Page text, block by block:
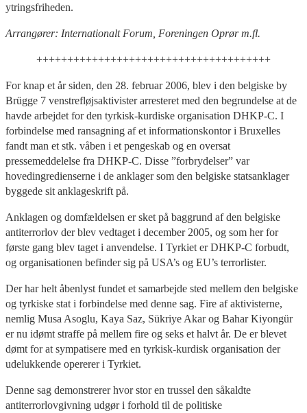
ytringsfriheden.
Arrangører: Internationalt Forum, Foreningen Oprør m.fl.
++++++++++++++++++++++++++++++++++++++
For knap et år siden, den 28. februar 2006, blev i den belgiske by
Brügge 7 venstrefløjsaktivister arresteret med den begrundelse at de
havde arbejdet for den tyrkisk-kurdiske organisation DHKP-C. I
forbindelse med ransagning af et informationskontor i Bruxelles
fandt man et stk. våben i et pengeskab og en oversat
pressemeddelelse fra DHKP-C. Disse ”forbrydelser” var
hovedingredienserne i de anklager som den belgiske statsanklager
byggede sit anklageskrift på.
Anklagen og domfældelsen er sket på baggrund af den belgiske
antiterrorlov der blev vedtaget i december 2005, og som her for
første gang blev taget i anvendelse. I Tyrkiet er DHKP-C forbudt,
og organisationen befinder sig på USA’s og EU’s terrorlister.
Der har helt åbenlyst fundet et samarbejde sted mellem den belgiske
og tyrkiske stat i forbindelse med denne sag. Fire af aktivisterne,
nemlig Musa Asoglu, Kaya Saz, Sükriye Akar og Bahar Kiyongür
er nu idømt straffe på mellem fire og seks et halvt år. De er blevet
dømt for at sympatisere med en tyrkisk-kurdisk organisation der
udelukkende opererer i Tyrkiet.
Denne sag demonstrerer hvor stor en trussel den såkaldte
antiterrorlovgivning udgør i forhold til de politiske